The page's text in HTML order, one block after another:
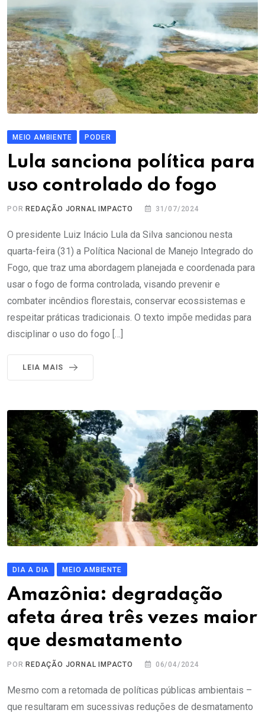
MEIO AMBIENTE PODER
Lula sanciona política para
uso controlado do fogo
POR REDAÇÃO JORNAL IMPACTO 31/07/2024
O presidente Luiz Inácio Lula da Silva sancionou nesta
quarta-feira (31) a Política Nacional de Manejo Integrado do
Fogo, que traz uma abordagem planejada e coordenada para
usar o fogo de forma controlada, visando prevenir e
combater incêndios florestais, conservar ecossistemas e
respeitar práticas tradicionais. O texto impõe medidas para
disciplinar o uso do fogo […]
LEIA MAIS
DIA A DIA MEIO AMBIENTE
Amazônia: degradação
afeta área três vezes maior
que desmatamento
PORREDAÇÃO JORNAL IMPACTO 06/04/2024
Mesmo com a retomada de políticas públicas ambientais –
que resultaram em sucessivas reduções de desmatamento